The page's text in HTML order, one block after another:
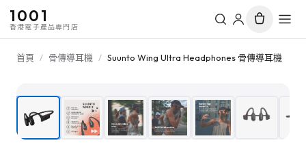
1001
香港電子產品專門店
首頁 / 骨傳導耳機 / Suunto Wing Ultra Headphones 骨傳導耳機